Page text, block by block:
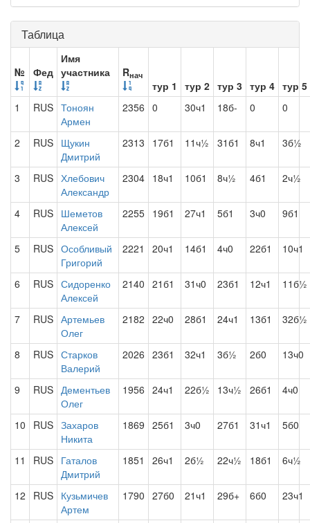
Таблица
№ Фед
Имя
участника
Rнач
тур 1 тур 2 тур 3 тур 4 тур 5
1
RUS Тоноян
Армен
2356 0 30ч1 18б- 0 0
2 RUS Щукин
Дмитрий
2313 17б1 11ч½ 31б1 8ч1 3б½
3 RUS Хлебович
Александр
2304 18ч1 10б1 8ч½ 4б1 2ч½
4 RUS Шеметов
Алексей
2255 19б1 27ч1 5б1 3ч0 9б1
5 RUS Особливый
Григорий
2221 20ч1 14б1 4ч0 22б1 10ч1
6 RUS Сидоренко
Алексей
2140 21б1 31ч0 23б1 12ч1 11б½
7 RUS Артемьев
Олег
2182 22ч0 28б1 24ч1 13б1 32б½
8 RUS Старков
Валерий
2026 23б1 32ч1 3б½ 2б0 13ч0
9 RUS Дементьев
Олег
1956 24ч1 22б½ 13ч½ 26б1 4ч0
10 RUS Захаров
Никита
1869 25б1 3ч0 27б1 31ч1 5б0
11 RUS Гаталов
Дмитрий
1851 26ч1 2б½ 22ч½ 18б1 6ч½
12 RUS Кузьмичев
Артем
1790 27б0 21ч1 29б+ 6б0 23ч1